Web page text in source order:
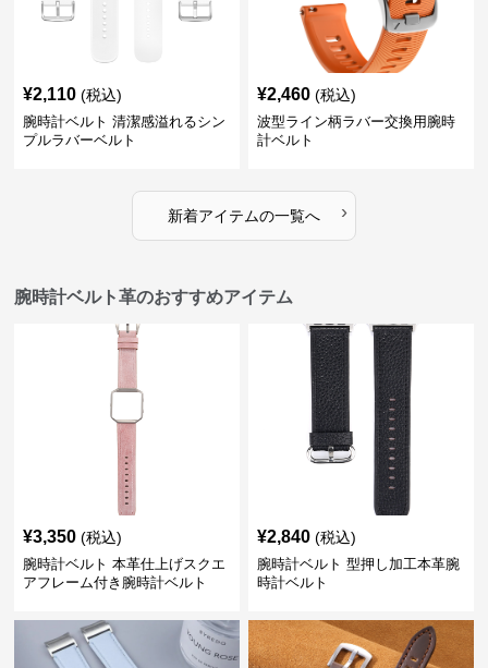
¥2,110 (税込)
腕時計ベルト 清潔感溢れるシン
プルラバーベルト
¥2,460 (税込)
波型ライン柄ラバー交換用腕時
計ベルト
新着アイテムの一覧へ ›
腕時計ベルト革のおすすめアイテム
¥3,350 (税込)
腕時計ベルト 本革仕上げスクエ
アフレーム付き腕時計ベルト
¥2,840 (税込)
腕時計ベルト 型押し加工本革腕
時計ベルト